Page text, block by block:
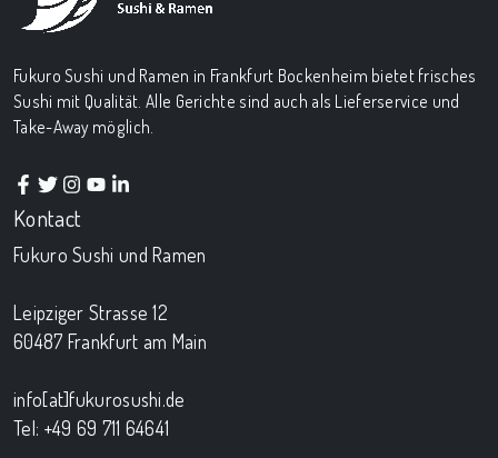
Fukuro Sushi und Ramen in Frankfurt Bockenheim bietet frisches
Sushi mit Qualität. Alle Gerichte sind auch als Lieferservice und
Take-Away möglich.
Kontact
Fukuro Sushi und Ramen
Leipziger Strasse 12
60487 Frankfurt am Main
info[at]fukurosushi.de
Tel: +49 69 711 64641